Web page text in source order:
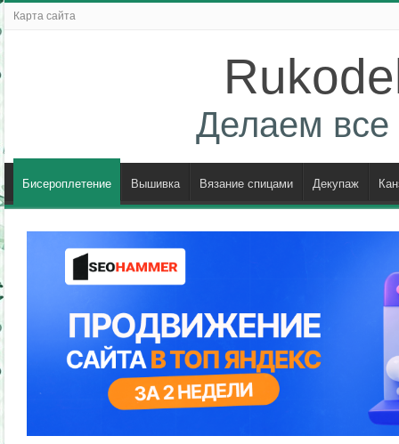
Карта сайта
Делаем все
Бисероплетение Вышивка Вязание спицами Декупаж